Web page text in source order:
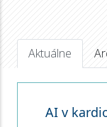
Aktuálne
AI v